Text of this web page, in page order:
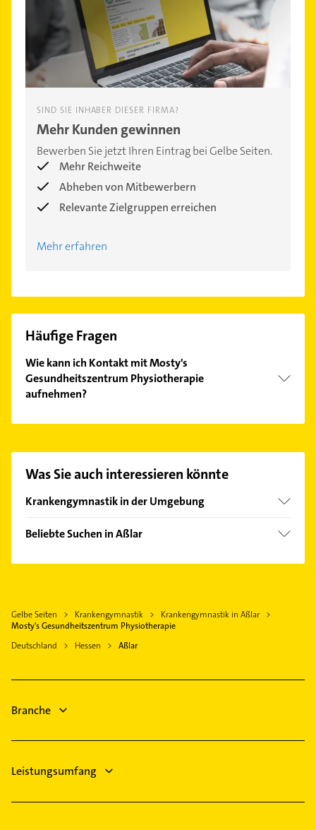
SIND SIE INHABER DIESER FIRMA?
Mehr Kunden gewinnen
Bewerben Sie jetzt Ihren Eintrag bei Gelbe Seiten.
Mehr Reichweite
Abheben von Mitbewerbern
Relevante Zielgruppen erreichen
Mehr erfahren
Häufige Fragen
Wie kann ich Kontakt mit Mosty's
Gesundheitszentrum Physiotherapie
aufnehmen?
Einfach die passenden Kontaktmöglichkeiten wie
auswählen. Hier finden Sie alleKontaktdaten
Was Sie auch interessieren könnte
Krankengymnastik in der Umgebung
Wetzlar
Ehringshausen Dill
Leun
Schöffengrund
Hohenahr
Heuchelheim an der Lahn
Beliebte Suchen in Aßlar
Lüftungsanlagen
Heizungsbauer
Gartenbau & Landschaftsbau
Maler
Klempner
Gelbe Seiten Krankengymnastik
Krankengymnastik in Aßlar
Mosty's Gesundheitszentrum Physiotherapie
Deutschland
Hessen Aßlar
Branche
Leistungsumfang